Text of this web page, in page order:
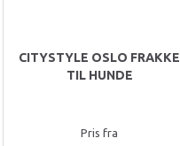
CITYSTYLE OSLO FRAKKE
TIL HUNDE
Pris fra